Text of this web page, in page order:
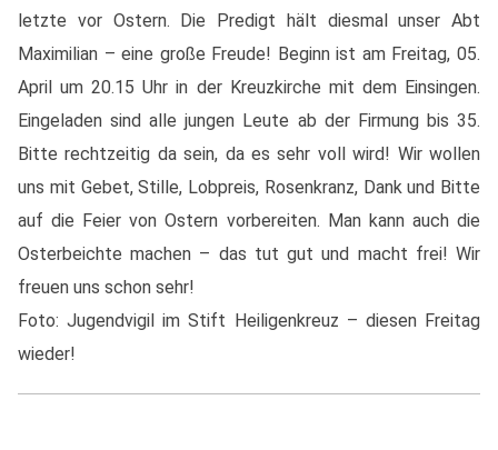
letzte vor Ostern. Die Predigt hält diesmal unser Abt
Maximilian – eine große Freude! Beginn ist am Freitag, 05.
April um 20.15 Uhr in der Kreuzkirche mit dem Einsingen.
Eingeladen sind alle jungen Leute ab der Firmung bis 35.
Bitte rechtzeitig da sein, da es sehr voll wird! Wir wollen
uns mit Gebet, Stille, Lobpreis, Rosenkranz, Dank und Bitte
auf die Feier von Ostern vorbereiten. Man kann auch die
Osterbeichte machen – das tut gut und macht frei! Wir
freuen uns schon sehr!
Foto: Jugendvigil im Stift Heiligenkreuz – diesen Freitag
wieder!